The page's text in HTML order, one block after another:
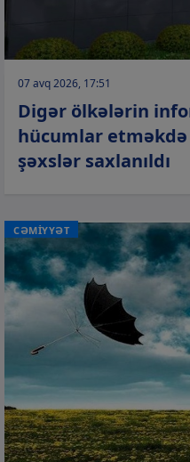
07 avq 2026, 17:51
Digər ölkələrin
hücumlar
şəxslər saxlanıldı
CƏMİYYƏT